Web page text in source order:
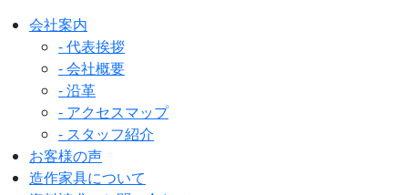
会社案内
- 代表挨拶
- 会社概要
- 沿革
- アクセスマップ
- スタッフ紹介
お客様の声
造作家具について